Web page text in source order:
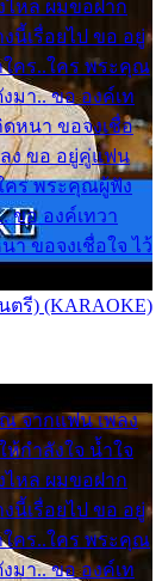
หล ผมขอฝาก
นี้เรื่อยไป ขอ อยู่
ใคร..ใคร พระคุณ
มา.. ขอ องค์เท
หนา ขอจงเชื่อ
ลง ขอ อยู่คู่แฟน
คร พระคุณผู้ฟัง
ขอ องค์เทวา
ขอจงเชื่อใจ ไว้
ตรี) (KARAOKE)
จากแฟน เพลง
ห้กำลังใจ น้ำใจ
หล ผมขอฝาก
นี้เรื่อยไป ขอ อยู่
ใคร..ใคร พระคุณ
มา.. ขอ องค์เท